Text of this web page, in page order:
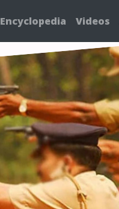
Encyclopedia Videos